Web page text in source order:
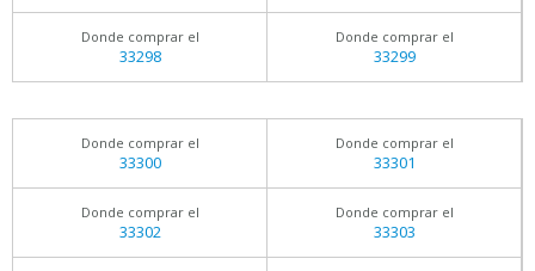
Donde comprar el
33298
Donde comprar el
33299
Donde comprar el
33300
Donde comprar el
33301
Donde comprar el
33302
Donde comprar el
33303